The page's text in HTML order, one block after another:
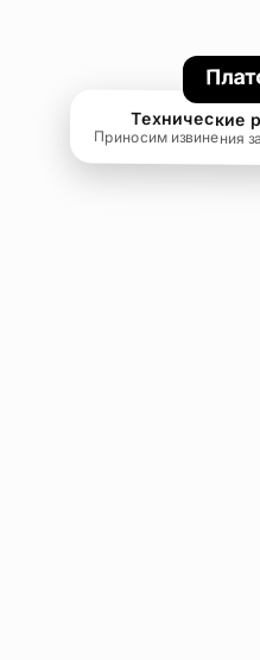
Технические
Приносим извинения